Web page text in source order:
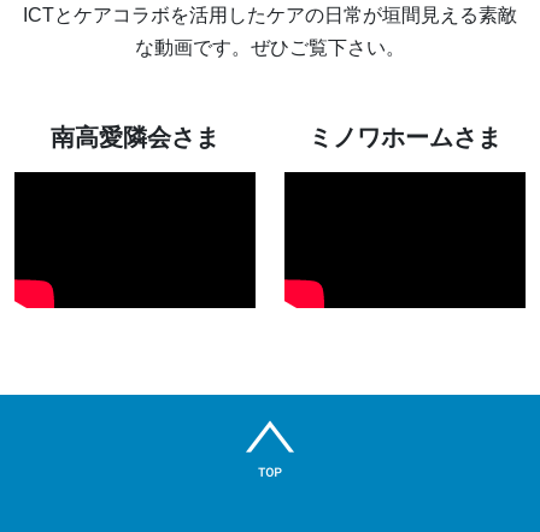
ICTとケアコラボを活用したケアの日常が垣間見える素敵
な動画です。ぜひご覧下さい。
南高愛隣会さま ミノワホームさま